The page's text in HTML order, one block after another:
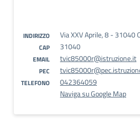
INDIRIZZO Via XXV Aprile, 8 - 31040
CAP 31040
EMAIL tvic85000r@istruzione.it
PEC
TELEFONO
042364059
Naviga su Google Map